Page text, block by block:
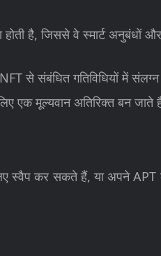
है, जिससे वे स्मार्ट अनुबंधों
संबंधित गतिविधियों में संलग्न
एक मूल्यवान अतिरिक्त बन जाते
स्वैप कर सकते हैं, या अपने